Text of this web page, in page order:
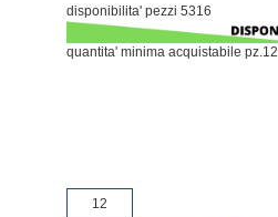
disponibilita' pezzi 5316
quantita' minima acquistabile pz.12